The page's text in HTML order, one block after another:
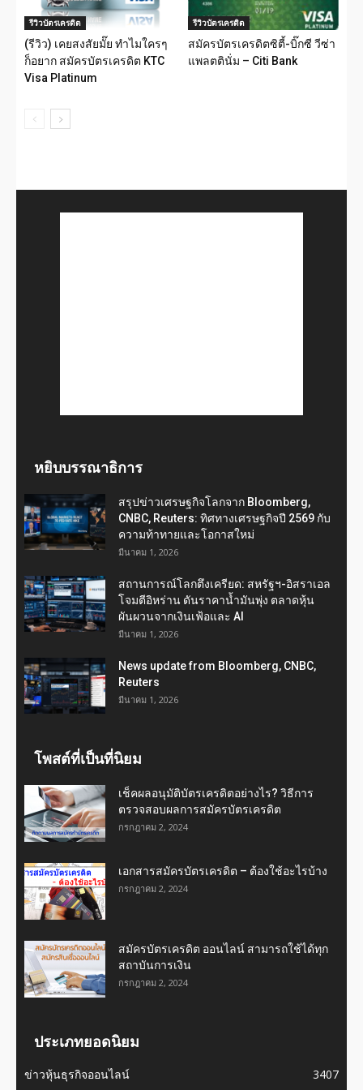
รีวิวบัตรเครดิต
(รีวิว) เคยสงสัยมั๊ย ทำไมใครๆ
ก็อยาก สมัครบัตรเครดิต KTC
Visa Platinum
รีวิวบัตรเครดิต
สมัครบัตรเครดิตซิตี้-บิ๊กซี วีซ่า
แพลตตินั่ม – Citi Bank
หยิบบรรณาธิการ
สรุปข่าวเศรษฐกิจโลกจาก Bloomberg,
CNBC, Reuters: ทิศทางเศรษฐกิจปี 2569 กับ
ความท้าทายและโอกาสใหม่
มีนาคม 1, 2026
สถานการณ์โลกตึงเครียด: สหรัฐฯ-อิสราเอล
โจมตีอิหร่าน ดันราคาน้ำมันพุ่ง ตลาดหุ้น
ผันผวนจากเงินเฟ้อและ AI
มีนาคม 1, 2026
News update from Bloomberg, CNBC,
Reuters
มีนาคม 1, 2026
โพสต์ที่เป็นที่นิยม
เช็คผลอนุมัติบัตรเครดิตอย่างไร? วิธีการ
ตรวจสอบผลการสมัครบัตรเครดิต
กรกฎาคม 2, 2024
เอกสารสมัครบัตรเครดิต – ต้องใช้อะไรบ้าง
กรกฎาคม 2, 2024
สมัครบัตรเครดิต ออนไลน์ สามารถใช้ได้ทุก
สถาบันการเงิน
กรกฎาคม 2, 2024
ประเภทยอดนิยม
ข่าวหุ้นธุรกิจออนไลน์
3407